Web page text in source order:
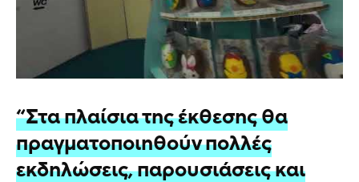
“Στα πλαίσια της έκθεσης θα
πραγματοποιηθούν πολλές
εκδηλώσεις, παρουσιάσεις και